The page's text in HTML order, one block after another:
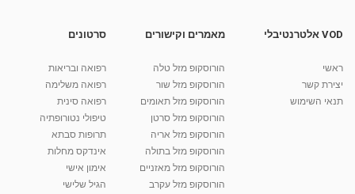
VOD אלטרנטיבלי
ראשי
יצירת קשר
תנאי השימוש
מאמרים וקישורים
הורוסקופ מזל טלה
הורוסקופ מזל שור
הורוסקופ מזל תאומים
הורוסקופ מזל סרטן
הורוסקופ מזל אריה
הורוסקופ מזל בתולה
הורוסקופ מזל מאזניים
הורוסקופ מזל עקרב
סרטונים
רפואה ובריאות
רפואה משלימה
רפואה סינית
טיפולי נטורופתיה
תרופות סבתא
אינדקס מחלות
אימון אישי
הגיל שלישי